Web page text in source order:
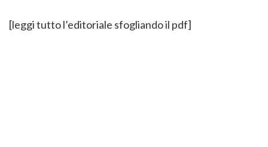
[leggi tutto l’editoriale sfogliando il pdf]